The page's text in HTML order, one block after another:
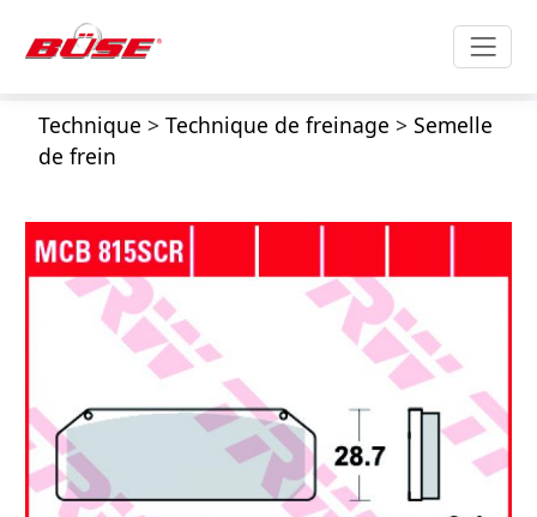
Technique > Technique de freinage > Semelle
de frein